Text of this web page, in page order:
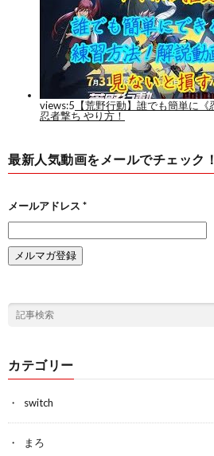
最新人気動画をメールでチェック！
メールアドレス *
カテゴリー
switch
まろ